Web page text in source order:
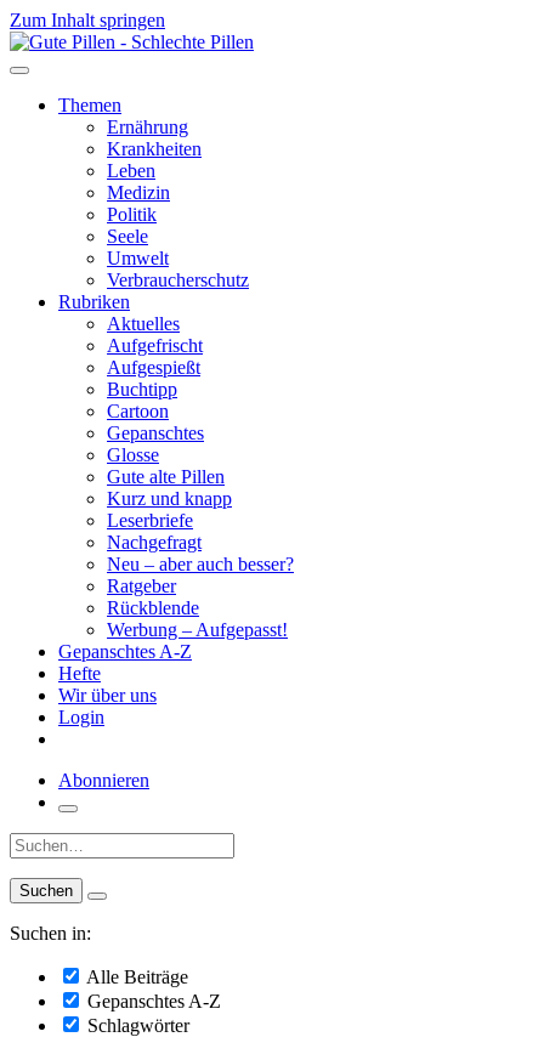
Zum Inhalt springen
Themen
Ernährung
Krankheiten
Leben
Medizin
Politik
Seele
Umwelt
Verbraucherschutz
Rubriken
Aktuelles
Aufgefrischt
Aufgespießt
Buchtipp
Cartoon
Gepanschtes
Glosse
Gute alte Pillen
Kurz und knapp
Leserbriefe
Nachgefragt
Neu – aber auch besser?
Ratgeber
Rückblende
Werbung – Aufgepasst!
Gepanschtes A-Z
Hefte
Wir über uns
Login
Abonnieren
Suche:
Suchen in:
Alle Beiträge
Gepanschtes A-Z
Schlagwörter